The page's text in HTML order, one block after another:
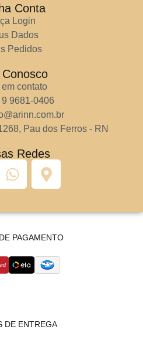
Conta
Login
Dados
Pedidos
Conosco
em contato
9 9681-0406
Pau dos Ferros - RN
Redes
PAGAMENTO
DE ENTREGA